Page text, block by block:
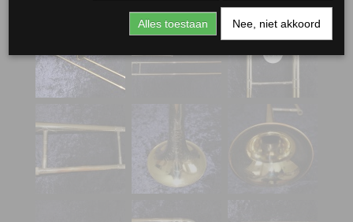
Alles toestaan Nee, niet akkoord